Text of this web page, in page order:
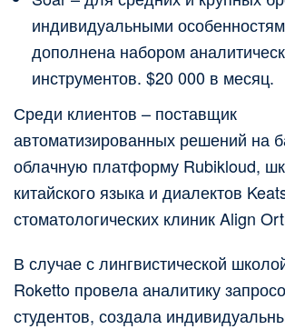
индивидуальными
дополнена набором
инструментов. $20 000 в месяц.
Среди клиентов – поставщик
автоматизированных решений на
облачную платформу Rubikloud,
китайского языка и диалектов
стоматологических клиник Align
В случае с лингвистической
Roketto провела аналитику
студентов, создала